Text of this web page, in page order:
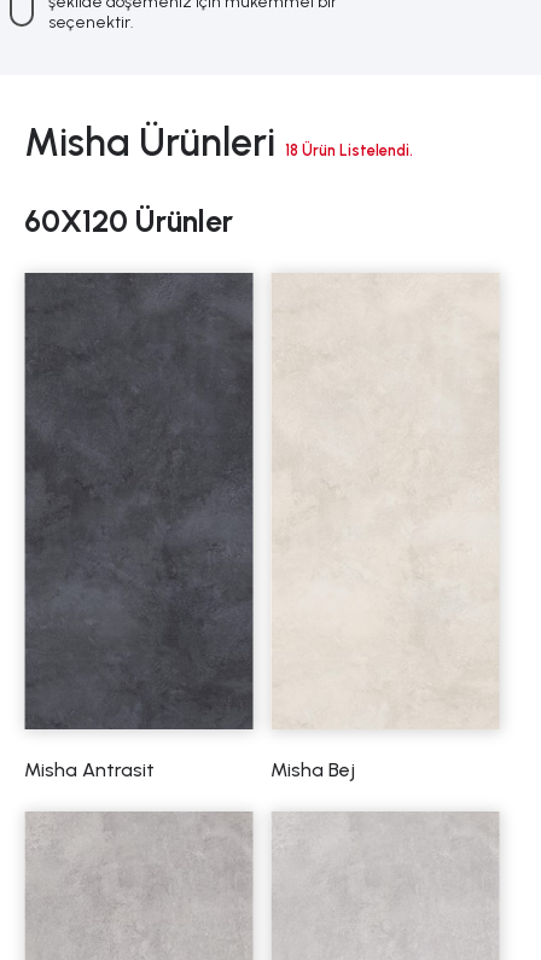
seçenektir.
Misha Ürünleri 18 Ürün Listelendi.
60X120 Ürünler
Misha Antrasit Misha Bej